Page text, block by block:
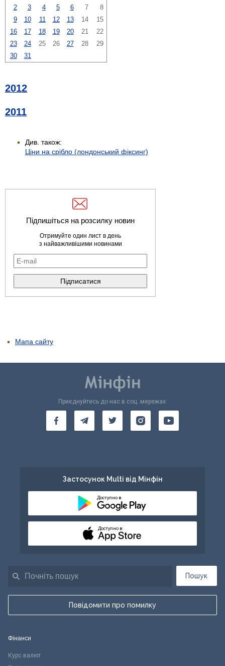
2
3 4 5 6 7
8
9
10 11 12 13 14
15
16
17 18 19 20 21
22
23
24 25 26 27 28
29
30
31
2012
2011
Див. також:
Ціни на срібло (лондонський фіксинг)
Підпишіться на розсилку новин
Отримуйте один лист в день
з найважливішими новинами
Мапа сайту
Пошук
Повідомити про помилку
Приєднуйтесь до нас в соц. мережах:
Застосунок Multi від Мінфін
Доступно в
Доступно в
Фінанси
Курс валют